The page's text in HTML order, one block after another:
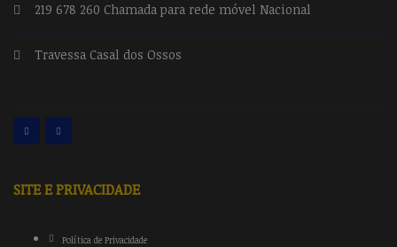
219 678 260 Chamada para rede móvel Nacional
Travessa Casal dos Ossos
SITE E PRIVACIDADE
Política de Privacidade